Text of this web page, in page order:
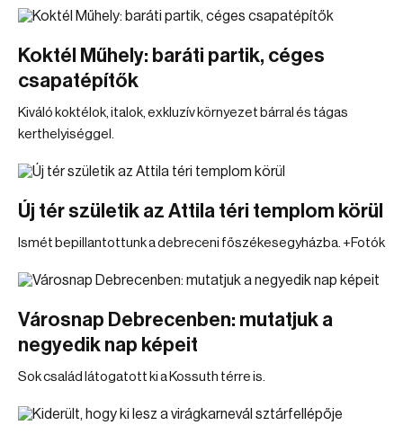
Koktél Műhely: baráti partik, céges
csapatépítők
Kiváló koktélok, italok, exkluzív környezet bárral és tágas
kerthelyiséggel.
Új tér születik az Attila téri templom körül
Ismét bepillantottunk a debreceni főszékesegyházba. +Fotók
Városnap Debrecenben: mutatjuk a
negyedik nap képeit
Sok család látogatott ki a Kossuth térre is.